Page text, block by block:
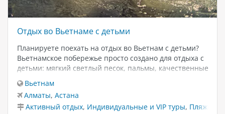
Отдых во Вьетнаме с детьми
Планируете поехать на отдых во Вьетнам с детьми?
Вьетнамское побережье просто создано для отдыха с
детьми: мягкий светлый песок, пальмы, качественные
дешевые продукты. Здесь нет такой анимации, как в
Турции, но в отелях семейного типа есть и детские
площадки, и бассейны. Пляжи во Вьетнаме
преимущественно песчаные, а вот море частенько
Вьетнам
Алматы, Астана
Активный отдых, Индивидуальные и VIP туры, Пляжный